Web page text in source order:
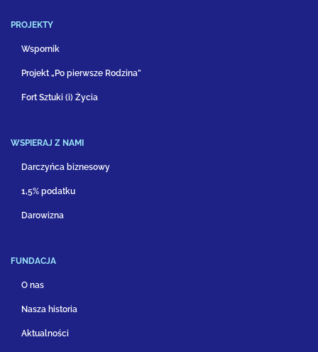
PROJEKTY
Wspornik
Projekt „Po pierwsze Rodzina”
Fort Sztuki (i) Życia
WSPIERAJ Z NAMI
Darczyńca biznesowy
1,5% podatku
Darowizna
FUNDACJA
O nas
Nasza historia
Aktualności